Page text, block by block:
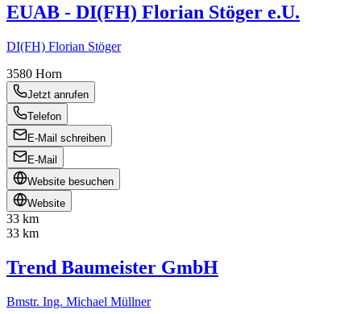
EUAB - DI(FH) Florian Stöger e.U.
DI(FH) Florian Stöger
3580 Horn
Jetzt anrufen
Telefon
E-Mail schreiben
E-Mail
Website besuchen
Website
33 km
33 km
Trend Baumeister GmbH
Bmstr. Ing. Michael Müllner